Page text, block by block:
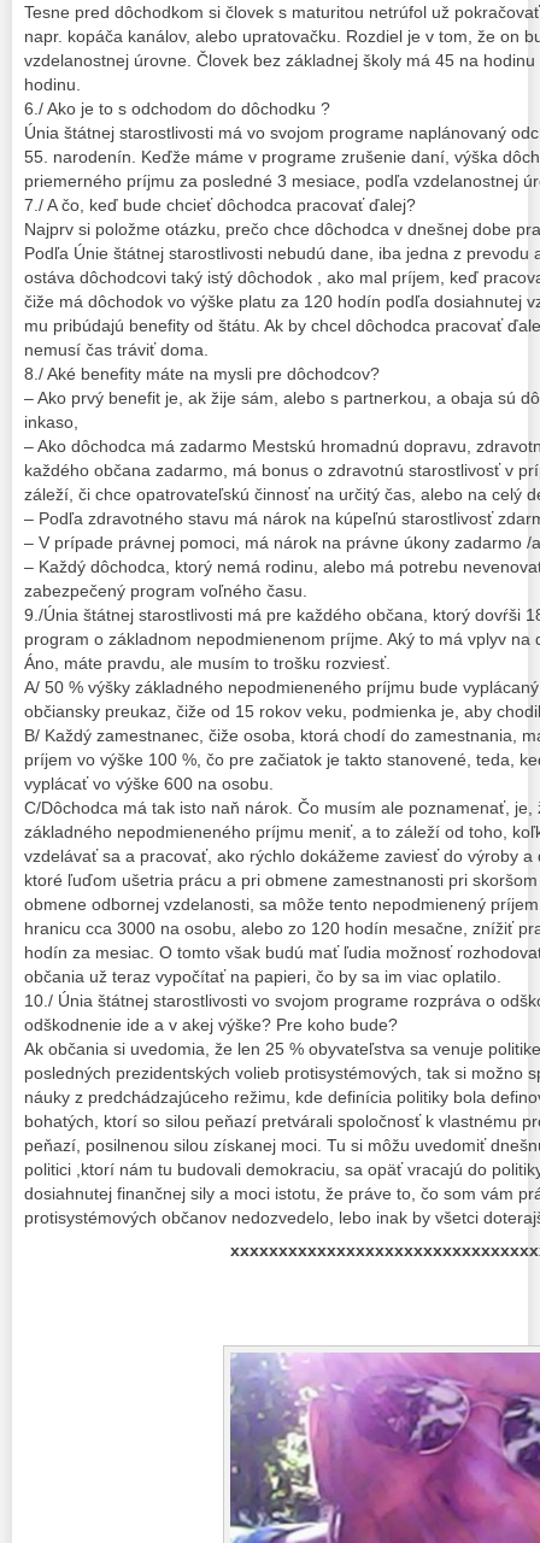
Tesne pred dôchodkom si človek s maturitou netrúfol už
napr. kopáča kanálov, alebo upratovačku. Rozdiel je v tom, že on
vzdelanostnej úrovne. Človek bez základnej školy má 45 na
hodinu.
6./ Ako je to s odchodom do dôchodku ?
Únia štátnej starostlivosti má vo svojom programe naplánovaný
55. narodenín. Keďže máme v programe zrušenie daní, výška
priemerného príjmu za posledné 3 mesiace, podľa vzdelanostnej
7./ A čo, keď bude chcieť dôchodca pracovať ďalej?
Najprv si položme otázku, prečo chce dôchodca v dnešnej dobe
Podľa Únie štátnej starostlivosti nebudú dane, iba jedna z prevodu
ostáva dôchodcovi taký istý dôchodok , ako mal príjem, keď
čiže má dôchodok vo výške platu za 120 hodín podľa dosiahnutej
mu pribúdajú benefity od štátu. Ak by chcel dôchodca pracovať
nemusí čas tráviť doma.
8./ Aké benefity máte na mysli pre dôchodcov?
– Ako prvý benefit je, ak žije sám, alebo s partnerkou, a obaja sú
inkaso,
– Ako dôchodca má zadarmo Mestskú hromadnú dopravu,
každého občana zadarmo, má bonus o zdravotnú starostlivosť v
záleží, či chce opatrovateľskú činnosť na určitý čas, alebo na celý
– Podľa zdravotného stavu má nárok na kúpeľnú starostlivosť
– V prípade právnej pomoci, má nárok na právne úkony zadarmo /
– Každý dôchodca, ktorý nemá rodinu, alebo má potrebu
zabezpečený program voľného času.
9./Únia štátnej starostlivosti má pre každého občana, ktorý dovŕši
program o základnom nepodmienenom príjme. Aký to má vplyv na
Áno, máte pravdu, ale musím to trošku rozviesť.
A/ 50 % výšky základného nepodmieneného príjmu bude
občiansky preukaz, čiže od 15 rokov veku, podmienka je, aby
B/ Každý zamestnanec, čiže osoba, ktorá chodí do zamestnania,
príjem vo výške 100 %, čo pre začiatok je takto stanovené, teda,
vyplácať vo výške 600 na osobu.
C/Dôchodca má tak isto naň nárok. Čo musím ale poznamenať, je,
základného nepodmieneného príjmu meniť, a to záleží od toho,
vzdelávať sa a pracovať, ako rýchlo dokážeme zaviesť do výroby
ktoré ľuďom ušetria prácu a pri obmene zamestnanosti pri
obmene odbornej vzdelanosti, sa môže tento nepodmienený
hranicu cca 3000 na osobu, alebo zo 120 hodín mesačne, znížiť
hodín za mesiac. O tomto však budú mať ľudia možnosť
občania už teraz vypočítať na papieri, čo by sa im viac oplatilo.
10./ Únia štátnej starostlivosti vo svojom programe rozpráva o
odškodnenie ide a v akej výške? Pre koho bude?
Ak občania si uvedomia, že len 25 % obyvateľstva sa venuje
posledných prezidentských volieb protisystémových, tak si možno
náuky z predchádzajúceho režimu, kde definícia politiky bola
bohatých, ktorí so silou peňazí pretvárali spoločnosť k vlastnému
peňazí, posilnenou silou získanej moci. Tu si môžu uvedomiť
politici ,ktorí nám tu budovali demokraciu, sa opäť vracajú do
dosiahnutej finančnej sily a moci istotu, že práve to, čo som vám
protisystémových občanov nedozvedelo, lebo inak by všetci